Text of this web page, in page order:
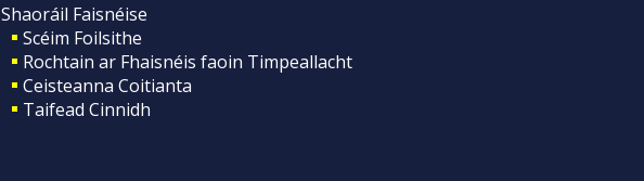
Shaoráil Faisnéise
Scéim Foilsithe
Rochtain ar Fhaisnéis faoin Timpeallacht
Ceisteanna Coitianta
Taifead Cinnidh